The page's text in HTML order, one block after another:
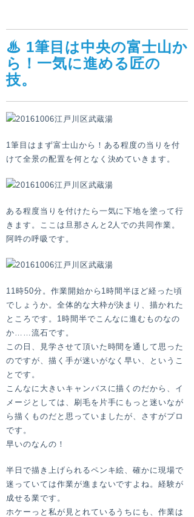
♨ 1筆目は中央の富士山か
ら！一気に進める匠の
技。
1筆目はまず富士山から！ある程度の当りを付
けて全景の配置を何となく決めていきます。
ある程度当りを付けたら一気に下地を塗って行
きます。ここは旦那さんと2人での共同作業。
阿吽の呼吸です。
11時50分。作業開始から1時間半ほど経った頃
でしょうか。全体的な大枠が決まり、描かれた
ところです。1時間半でこんなに進むものなの
か……流石です。
この日、見学させて頂いた時間を通して思った
のですが、描く手が迷いがなく早い、というこ
とです。
こんなに大きいキャンバスに描くのだから、イ
メージとしては、刷毛を片手にもっと迷いなが
ら描くものだと思っていましたが、さすがプロ
です。
早いのなんの！
半日で描き上げられるペンキ絵、確かに現場で
迷っていては作業が進まないですよね。経験が
成せる業です。
ホケーっと私が見とれているうちにも、作業は